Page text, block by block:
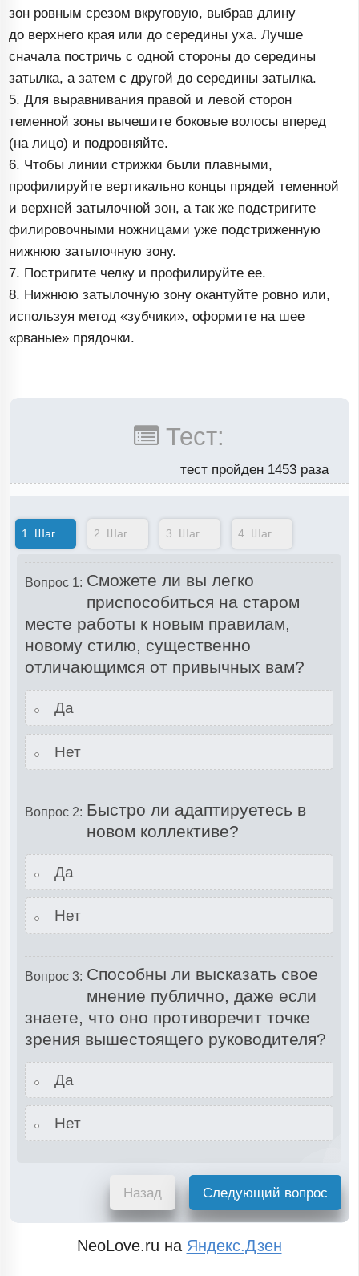
зон ровным срезом вкруговую, выбрав длину
до верхнего края или до середины уха. Лучше
сначала постричь с одной стороны до середины
затылка, а затем с другой до середины затылка.
5. Для выравнивания правой и левой сторон
теменной зоны вычешите боковые волосы вперед
(на лицо) и подровняйте.
6. Чтобы линии стрижки были плавными,
профилируйте вертикально концы прядей теменной
и верхней затылочной зон, а так же подстригите
филировочными ножницами уже подстриженную
нижнюю затылочную зону.
7. Постригите челку и профилируйте ее.
8. Нижнюю затылочную зону окантуйте ровно или,
используя метод «зубчики», оформите на шее
«рваные» прядочки.
Тест:
тест пройден 1453 раза
1. Шаг 2. Шаг 3. Шаг 4. Шаг
Вопрос 1: Сможете ли вы легко
приспособиться на старом
месте работы к новым правилам,
новому стилю, существенно
отличающимся от привычных вам?
Да
Нет
Вопрос 2: Быстро ли адаптируетесь в
новом коллективе?
Да
Нет
Вопрос 3: Способны ли высказать свое
мнение публично, даже если
знаете, что оно противоречит точке
зрения вышестоящего руководителя?
Да
Нет
Назад Следующий вопрос
NeoLove.ru на Яндекс.Дзен